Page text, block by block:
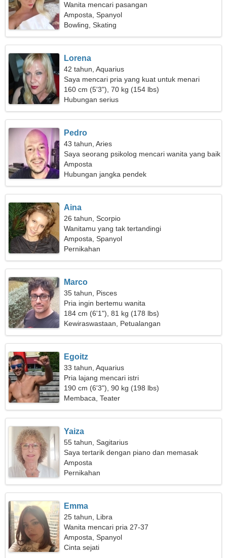
Wanita mencari pasangan
Amposta, Spanyol
Bowling, Skating
Lorena
42 tahun, Aquarius
Saya mencari pria yang kuat untuk menari
bersama
160 cm (5'3"), 70 kg (154 lbs)
Hubungan serius
Pedro
43 tahun, Aries
Saya seorang psikolog mencari wanita yang baik
hati
Amposta
Hubungan jangka pendek
Aina
26 tahun, Scorpio
Wanitamu yang tak tertandingi
Amposta, Spanyol
Pernikahan
Marco
35 tahun, Pisces
Pria ingin bertemu wanita
184 cm (6'1"), 81 kg (178 lbs)
Kewiraswastaan, Petualangan
Egoitz
33 tahun, Aquarius
Pria lajang mencari istri
190 cm (6'3"), 90 kg (198 lbs)
Membaca, Teater
Yaiza
55 tahun, Sagitarius
Saya tertarik dengan piano dan memasak
Amposta
Pernikahan
Emma
25 tahun, Libra
Wanita mencari pria 27-37
Amposta, Spanyol
Cinta sejati